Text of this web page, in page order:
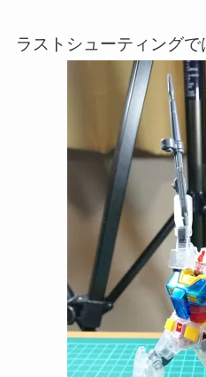
ラストシューティング